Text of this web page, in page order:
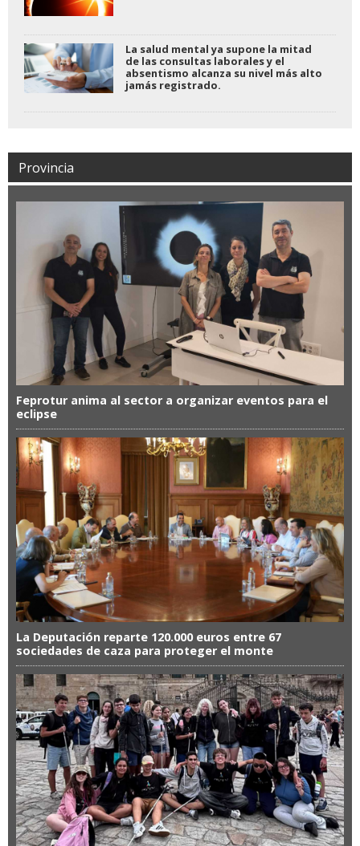
La salud mental ya supone la mitad
de las consultas laborales y el
absentismo alcanza su nivel más alto
jamás registrado.
Provincia
Feprotur anima al sector a organizar eventos para el
eclipse
La Deputación reparte 120.000 euros entre 67
sociedades de caza para proteger el monte